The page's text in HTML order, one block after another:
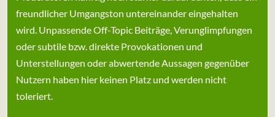
freundlicher Umgangston untereinander eingehalten
wird. Unpassende Off-Topic Beiträge, Verunglimpfungen
oder subtile bzw. direkte Provokationen und
Unterstellungen oder abwertende Aussagen gegenüber
Nutzern haben hier keinen Platz und werden nicht
toleriert.